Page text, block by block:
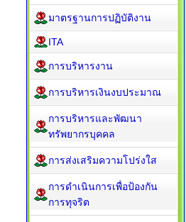
มาตรฐานการปฏิบัติงาน
ITA
การบริหารงาน
การบริหารเงินงบประมาณ
การบริหารและพัฒนา
ทรัพยากรบุคคล
การส่งเสริมความโปร่งใส
การดำเนินการเพื่อป้องกัน
การทุจริต